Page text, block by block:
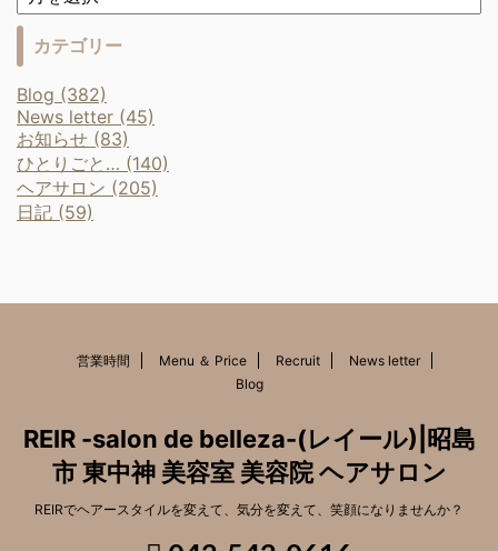
カテゴリー
Blog (382)
News letter (45)
お知らせ (83)
ひとりごと… (140)
ヘアサロン (205)
日記 (59)
営業時間 Menu ＆ Price Recruit
News letter
Blog
REIR -salon de belleza-(レイール)|昭島
市 東中神 美容室 美容院 ヘアサロン
REIRでヘアースタイルを変えて、気分を変えて、笑顔になりませんか？